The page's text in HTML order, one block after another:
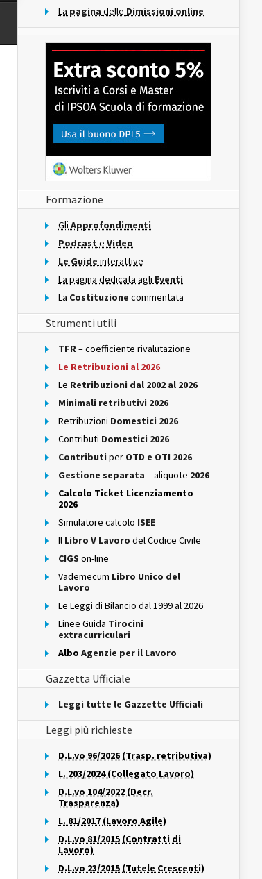
La pagina delle Dimissioni online
Formazione
Gli Approfondimenti
Podcast e Video
Le Guide interattive
La pagina dedicata agli Eventi
La Costituzione commentata
Strumenti utili
TFR– coefficiente rivalutazione
Le Retribuzioni al 2026
Le Retribuzioni dal 2002 al 2026
Minimali retributivi 2026
Retribuzioni Domestici 2026
Contributi Domestici 2026
Contributi per OTD e OTI 2026
Gestione separata – aliquote 2026
Calcolo Ticket Licenziamento
2026
Simulatore calcolo ISEE
Il Libro V Lavoro del Codice Civile
CIGS on-line
Vademecum Libro Unico del
Lavoro
Le Leggi di Bilancio dal 1999 al 2026
Linee Guida Tirocini
extracurriculari
Albo Agenzie per il Lavoro
Gazzetta Ufficiale
Leggi tutte le Gazzette Ufficiali
Leggi più richieste
D.L.vo 96/2026 (Trasp. retributiva)
L. 203/2024 (Collegato Lavoro)
D.L.vo 104/2022 (Decr.
Trasparenza)
L. 81/2017 (Lavoro Agile)
D.L.vo 81/2015 (Contratti di
Lavoro)
D.L.vo 23/2015 (Tutele Crescenti)